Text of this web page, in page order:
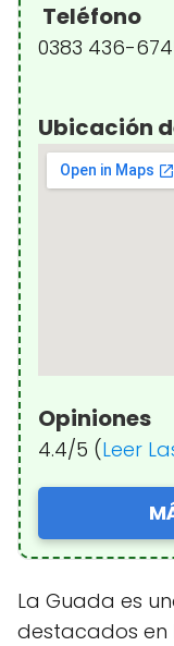
Teléfono
0383 436-
Ubicación
Opiniones
4.4/5 (Leer
La Guada es
destacados